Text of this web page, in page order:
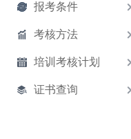
报考条件
考核方法
培训考核计划
证书查询